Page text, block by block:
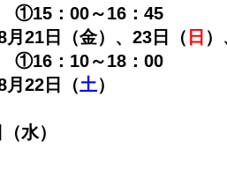
①15：00～16：45
月21日（金）、23日（ 日
①16：10～18：00
月22日（土）
水）